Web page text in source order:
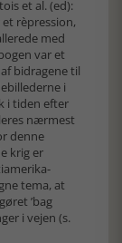
et al. (ed):
rèpression,
med
var et
bidragene til
i
i tiden efter
nærmest
denne
krig er
tema, at
’bag
i vejen (s.